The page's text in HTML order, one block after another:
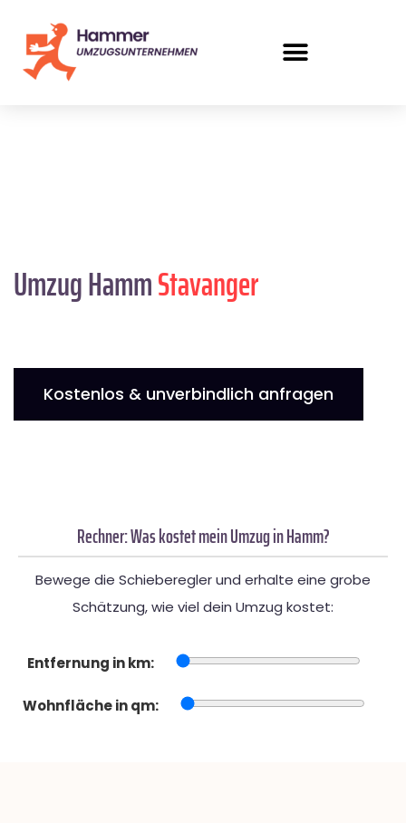
Umzug HammStavanger
Kostenlos & unverbindlich anfragen
Rechner: Was kostet mein Umzug in Hamm?
Bewege die Schieberegler und erhalte eine grobe
Schätzung, wie viel dein Umzug kostet:
Entfernung in km:
Wohnfläche in qm: